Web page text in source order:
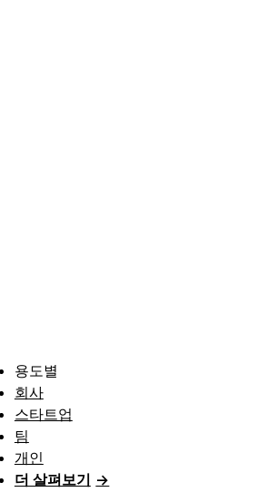
용도별
회사
스타트업
팀
개인
더 살펴보기 →